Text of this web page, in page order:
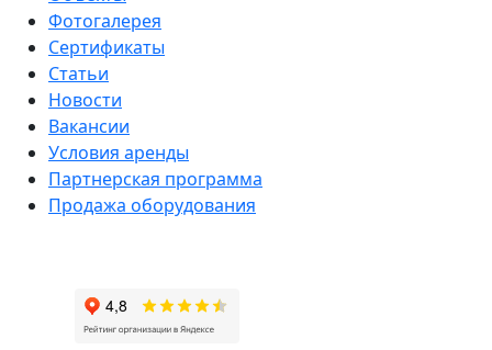
Фотогалерея
Сертификаты
Статьи
Новости
Вакансии
Условия аренды
Партнерская программа
Продажа оборудования